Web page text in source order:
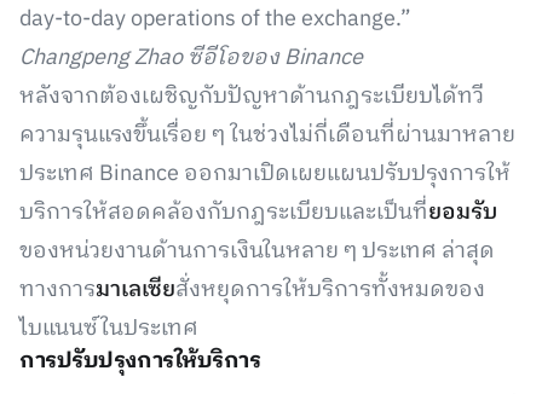
day-to-day operations of the exchange.”
Changpeng Zhao ซีอีโอของ Binance
หลังจากต้องเผชิญกับปัญหาด้านกฎระเบียบได้ทวี
ความรุนแรงขึ้นเรื่อย ๆ ในช่วงไม่กี่เดือนที่ผ่านมาหลาย
ประเทศ Binance ออกมาเปิดเผยแผนปรับปรุงการให้
บริการให้สอดคล้องกับกฎระเบียบและเป็นที่ยอมรับ
ของหน่วยงานด้านการเงินในหลาย ๆ ประเทศ ล่าสุด
ทางการมาเลเซียสั่งหยุดการให้บริการทั้งหมดของ
ไบแนนซ์ในประเทศ
การปรับปรุงการให้บริการ